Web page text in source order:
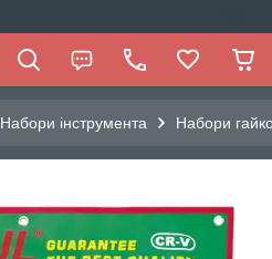
Набори інструмента Набори